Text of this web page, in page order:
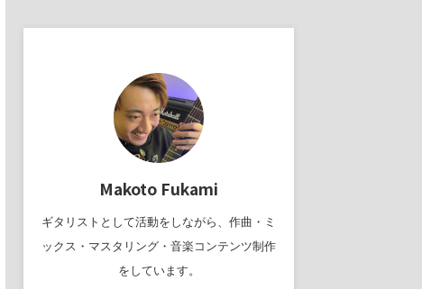
Makoto Fukami
ギタリストとして活動をしながら、作曲・ミ
ックス・マスタリング・音楽コンテンツ制作
をしています。